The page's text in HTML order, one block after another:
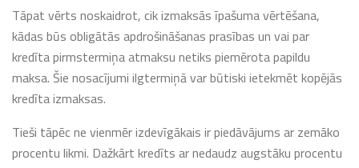
Tāpat vērts noskaidrot, cik izmaksās īpašuma vērtēšana,
kādas būs obligātās apdrošināšanas prasības un vai par
kredīta pirmstermiņa atmaksu netiks piemērota papildu
maksa. Šie nosacījumi ilgtermiņā var būtiski ietekmēt kopējās
kredīta izmaksas.
Tieši tāpēc ne vienmēr izdevīgākais ir piedāvājums ar zemāko
procentu likmi. Dažkārt kredīts ar nedaudz augstāku procentu